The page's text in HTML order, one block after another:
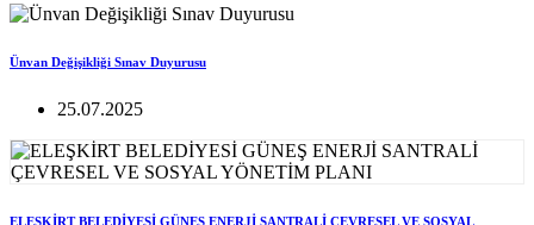
Ünvan Değişikliği Sınav Duyurusu
25.07.2025
ELEŞKİRT BELEDİYESİ GÜNEŞ ENERJİ SANTRALİ ÇEVRESEL VE SOSYAL